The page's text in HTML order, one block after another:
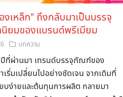
งเหล็ก” ถึงกลับมาเป็นบรรจุ
มของแบรนด์พรีเมียม
บทความ
ปีที่ผ่านมา เทรนด์บรรจุภัณฑ์ของ
ริ่มเปลี่ยนไปอย่างชัดเจน จากเดิมที่
บง่ายและต้นทุนการผลิต กลายมา